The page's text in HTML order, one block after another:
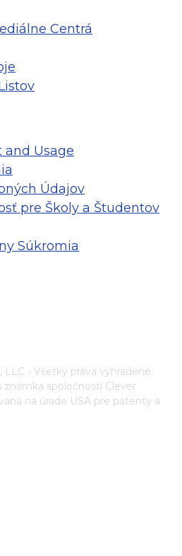
Centrá
and Usage
Údajov
pre Školy a Študentov
Súkromia
- Všetky práva vyhradené.
známka spoločnosti Clever
na úrade USA pre patenty a